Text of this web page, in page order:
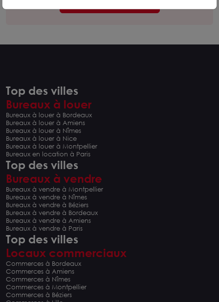
Top des villes
Bureaux à louer
Bureaux à louer à Bordeaux
Bureaux à louer à Amiens
Bureaux à louer à Nîmes
Bureaux à louer à Nice
Bureaux à louer à Montpellier
Bureaux en location à Paris
Top des villes
Bureaux à vendre
Bureaux à vendre à Montpellier
Bureaux à vendre à Nîmes
Bureaux à vendre à Béziers
Bureaux à vendre à Bordeaux
Bureaux à vendre à Amiens
Bureaux à vendre à Paris
Top des villes
Locaux commerciaux
Commerces à Bordeaux
Commerces à Amiens
Commerces à Nîmes
Commerces à Montpellier
Commerces à Béziers